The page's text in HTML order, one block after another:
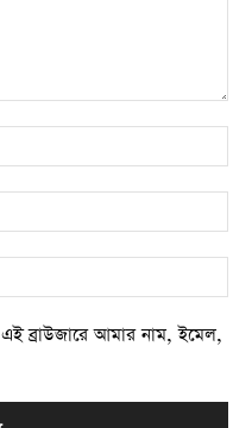
ব্রাউজারে আমার নাম, ইমেল,